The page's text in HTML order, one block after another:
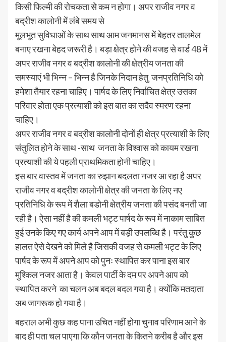
किसी फिल्मी की रोचकता से कम न होगा। अपर राजीव नगर व
बद्रीश कालोनी में लंबे समय से
मूलभूत सुविधाओं के साथ साथ आम जनमानस में बेहतर तालमेल
बनाए रखना बेहद जरूरी है। बड़ा क्षेत्र होने की वजह से वार्ड 48 में
अपर राजीव नगर व बद्रीश कालोनी की क्षेत्रीय जनता की
समस्याएं भी भिन्न – भिन्न है जिनके निदान हेतु जनप्रतिनिधि को
हमेशा तैयार रहना चाहिए। पार्षद के लिए निर्वाचित क्षेत्र उसका
परिवार होता एक प्रत्याशी को इस बात का सदैव स्मरण रहना
चाहिए।
अपर राजीव नगर व बद्रीश कालोनी दोनों ही क्षेत्र प्रत्याशी के लिए
संतुलित होने के साथ -साथ जनता के विश्वास को कायम रखना
प्रत्याशी की ये पहली प्राथमिकता होनी चाहिए।
इस बार वास्तव में जनता का रुझान बदलता नजर आ रहा है अपर
राजीव नगर व बद्रीश कालोनी क्षेत्र की जनता के लिए नए
प्रतिनिधि के रूप में शैला बडोनी क्षेत्रीय जनता की पसंद बनती जा
रही है। ऐसा नहीं है की कमली भट्ट पार्षद के रूप में नाकाम साबित
हुई उनके किए गए कार्य अपने आप में बड़ी उपलब्धि है। परंतु कुछ
हालत ऐसे देखने को मिले है जिसकी वजह से कमली भट्ट के लिए
पार्षद के रूप में अपने आप को पुनः स्थापित कर पाना इस बार
मुश्किल नजर आता है। केवल पार्टी के दम पर अपने आप को
स्थापित करने का चलन अब बदल बदल गया है। क्योंकि मतदाता
अब जागरूक हो गया है।
बहराल अभी कुछ कह पाना उचित नहीं होगा चुनाव परिणाम आने के
बाद ही पता चल पाएगा कि कौन जनता के कितने करीब है और इस